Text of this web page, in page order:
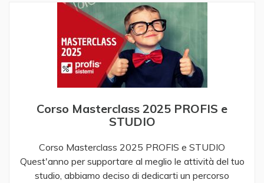
Corso Masterclass 2025 PROFIS e
STUDIO
Corso Masterclass 2025 PROFIS e STUDIO
Quest'anno per supportare al meglio le attività del tuo
studio, abbiamo deciso di dedicarti un percorso